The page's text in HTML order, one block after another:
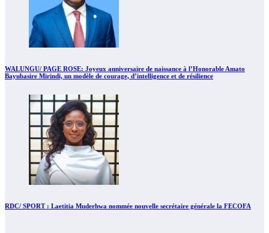
WALUNGU/ PAGE ROSE: Joyeux anniversaire de naissance à l’Honorable Amato
Bayubasire Mirindi, un modèle de courage, d’intelligence et de résilience
RDC/ SPORT : Laetitia Muderhwa nommée nouvelle secrétaire générale la FECOFA